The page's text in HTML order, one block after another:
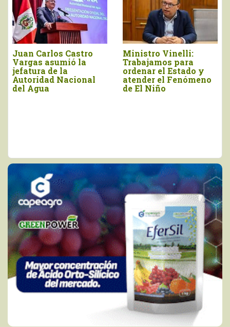
Gobierno simplificará
procesos para acceso
a créditos del Banco
Agropecuario
“Recuperar
presupuesto del
Midagri y negociar
aranceles con Estados
Unidos deben estar en